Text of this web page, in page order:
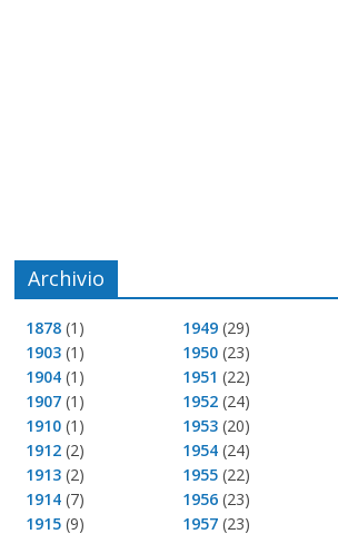
Archivio
1878 (1)
1903 (1)
1904 (1)
1907 (1)
1910 (1)
1912 (2)
1913 (2)
1914 (7)
1915 (9)
1949(29)
1950(23)
1951 (22)
1952(24)
1953(20)
1954(24)
1955(22)
1956(23)
1957(23)